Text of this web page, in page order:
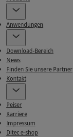
Anwendungen
Download-Bereich
News
Finden Sie unsere Partner
Kontakt
Peiser
Karriere
Impressum
Ditec e-shop